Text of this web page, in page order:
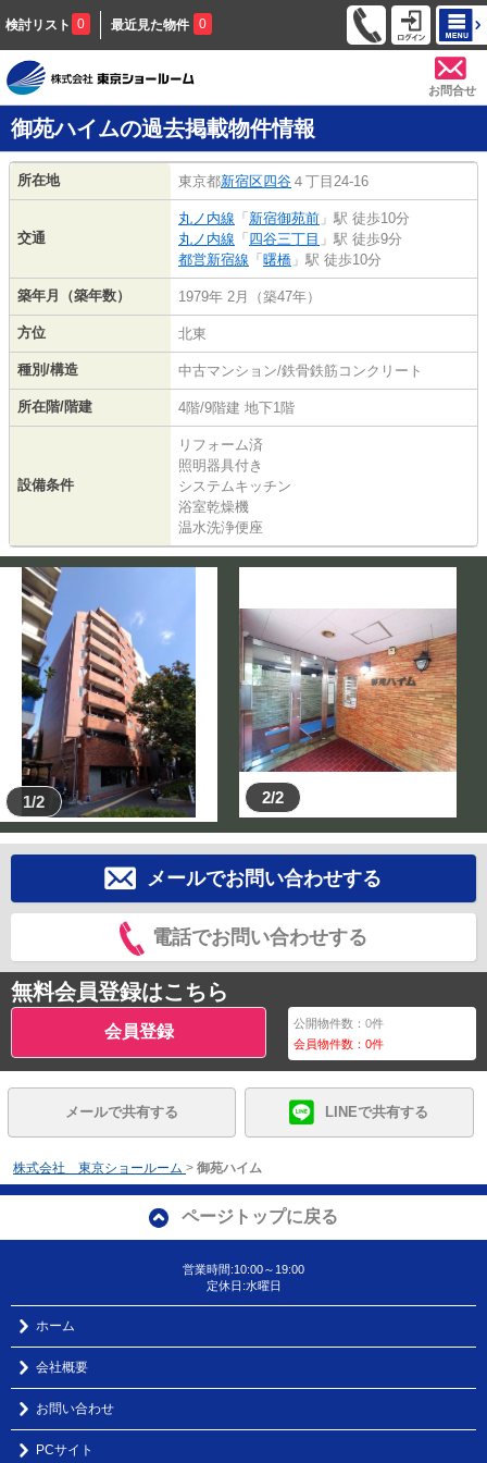
検討リスト 0 最近見た物件 0
お問合せ
御苑ハイムの過去掲載物件情報
所在地 東京都新宿区四谷 ４丁目24-16
交通
丸ノ内線 「 新宿御苑前 」駅 徒歩10分
丸ノ内線 「 四谷三丁目 」駅 徒歩9分
都営新宿線 「 曙橋 」駅 徒歩10分
築年月（築年数） 1979年 2月（築47年）
方位 北東
種別/構造 中古マンション/鉄骨鉄筋コンクリート
所在階/階建 4階/9階建 地下1階
設備条件
リフォーム済
照明器具付き
システムキッチン
浴室乾燥機
温水洗浄便座
1/2 2/2
メールでお問い合わせする
電話でお問い合わせする
無料会員登録はこちら
会員登録 公開物件数：0件
会員物件数：0件
メールで共有する LINEで共有する
株式会社 東京ショールーム > 御苑ハイム
ページトップに戻る
営業時間:10:00～19:00
定休日:水曜日
ホーム
会社概要
お問い合わせ
PCサイト